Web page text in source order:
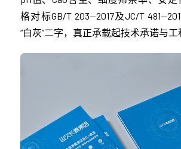
格对标GB/T 203—2017及JC/T
“白灰”二字，真正承载起技术承诺与工